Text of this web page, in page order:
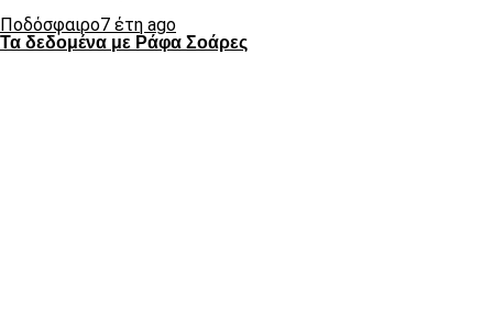
Ποδόσφαιρο7 έτη ago
Τα δεδομένα με Ράφα Σοάρες